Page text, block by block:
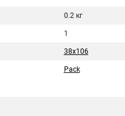
0.2 кг
1
38x106
Pack